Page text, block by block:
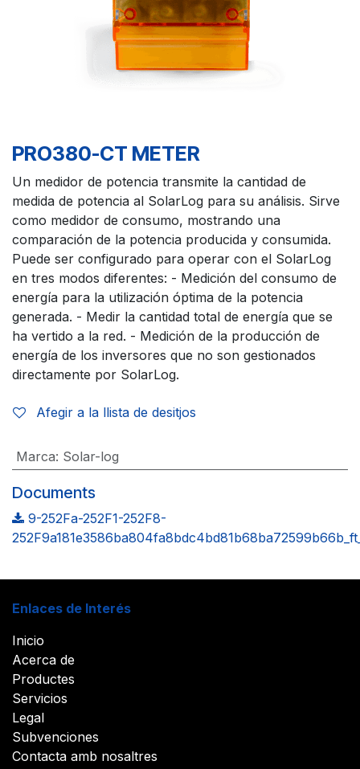
PRO380-CT METER
Un medidor de potencia transmite la cantidad de
medida de potencia al SolarLog para su análisis. Sirve
como medidor de consumo, mostrando una
comparación de la potencia producida y consumida.
Puede ser configurado para operar con el SolarLog
en tres modos diferentes: - Medición del consumo de
energía para la utilización óptima de la potencia
generada. - Medir la cantidad total de energía que se
ha vertido a la red. - Medición de la producción de
energía de los inversores que no son gestionados
directamente por SolarLog.
Afegir a la llista de desitjos
Marca: Solar-log
Documents
9-252Fa-252F1-252F8-
Enlaces de Interés
Inicio
Acerca de
Productes
Servicios
Legal
Subvenciones
Contacta amb nosaltres